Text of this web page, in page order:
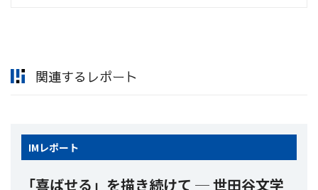
関連するレポート
IM レポート
「喜ばせる」を描き続けて ─ 世田谷文学